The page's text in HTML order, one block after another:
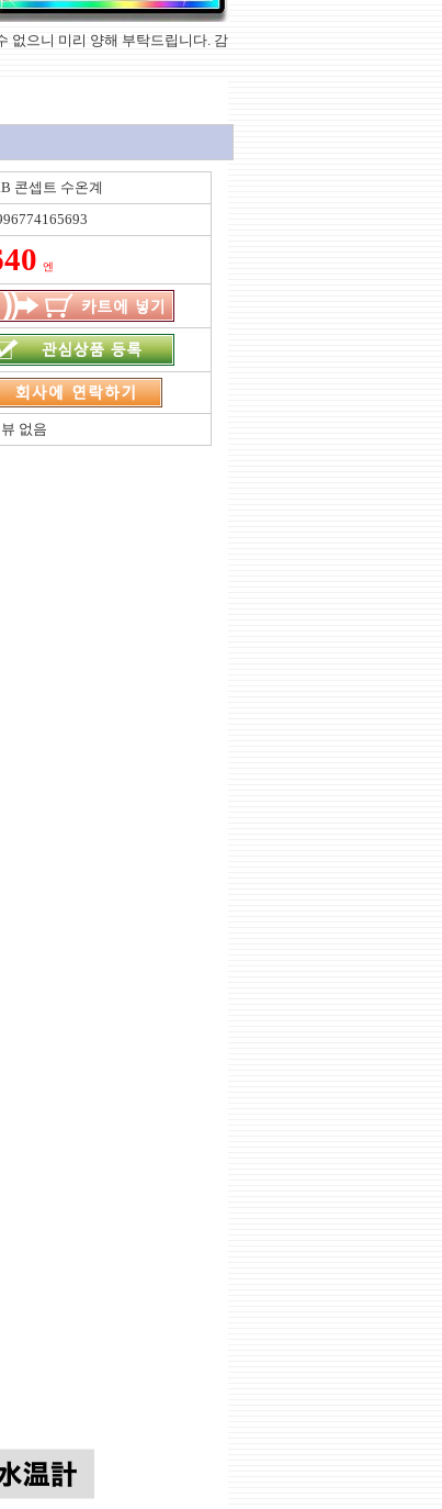
으니 미리 양해 부탁드립니다. 감
콘셉트 수온계
엔
없음